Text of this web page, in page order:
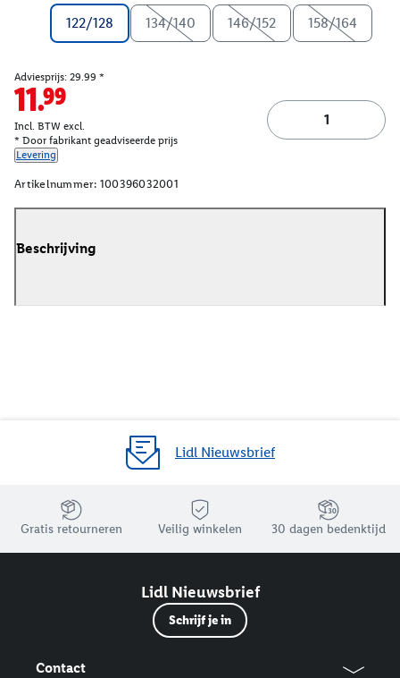
122/128 134/140 146/152 158/164
Adviesprijs: 29.99 *
11.99
Incl. BTW excl.
* Door fabrikant geadviseerde prijs
Levering
Artikelnummer: 100396032001
Beschrijving
Lidl Nieuwsbrief
Jouw voordelen bij ons als Lidl webshop klant
Gratis retourneren Veilig winkelen 30 dagen bedenktijd
Lidl Nieuwsbrief
Schrijf je in
Contact